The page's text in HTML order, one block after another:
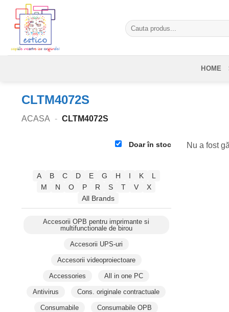
content
Caută
după:
HOME
CLTM4072S
ACASA - CLTM4072S
Doar în stoc
A B C D E G H I K
L
M
N O P R S T V
X
All Brands
Accesorii OPB pentru imprimante si
multifunctionale de birou
Accesorii UPS-uri
Accesorii videoproiectoare
Accessories All in one PC
Antivirus Cons. originale contractuale
Consumabile Consumabile OPB
Nu a fost